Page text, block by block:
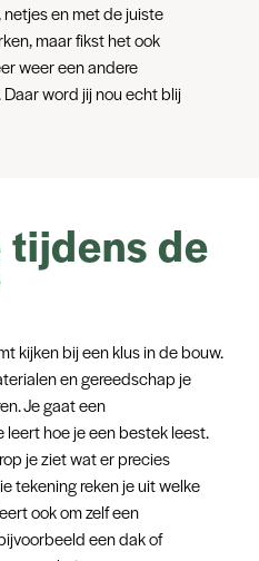
en met de juiste
maar fikst het ook
weer een andere
word jij nou echt blij
tijdens de
kijken bij een klus in de bouw.
en gereedschap je
Je gaat een
hoe je een bestek leest.
je ziet wat er precies
tekening reken je uit welke
ook om zelf een
een dak of